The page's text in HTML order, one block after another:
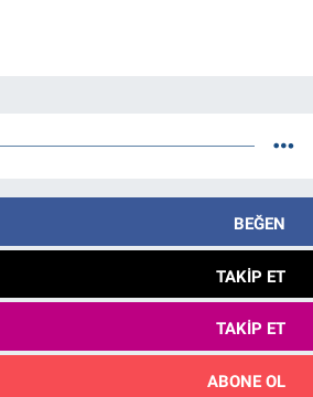
BEĞEN
TAKIP ET
TAKIP ET
ABONE OL